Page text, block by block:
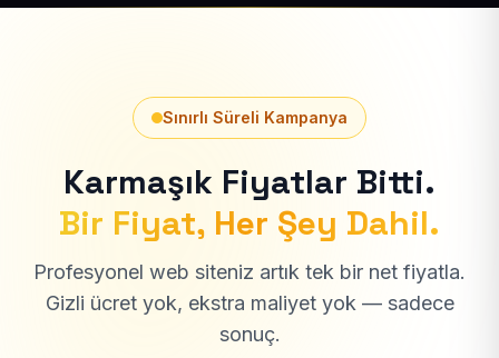
Sınırlı Süreli Kampanya
Karmaşık Fiyatlar Bitti.
Bir Fiyat, Her Şey Dahil.
Profesyonel web siteniz artık tek bir net fiyatla.
Gizli ücret yok, ekstra maliyet yok — sadece
sonuç.